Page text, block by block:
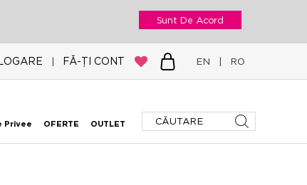
Sunt De Acord
| FĂ-ȚI CONT EN | RO
Privee OFERTE OUTLET